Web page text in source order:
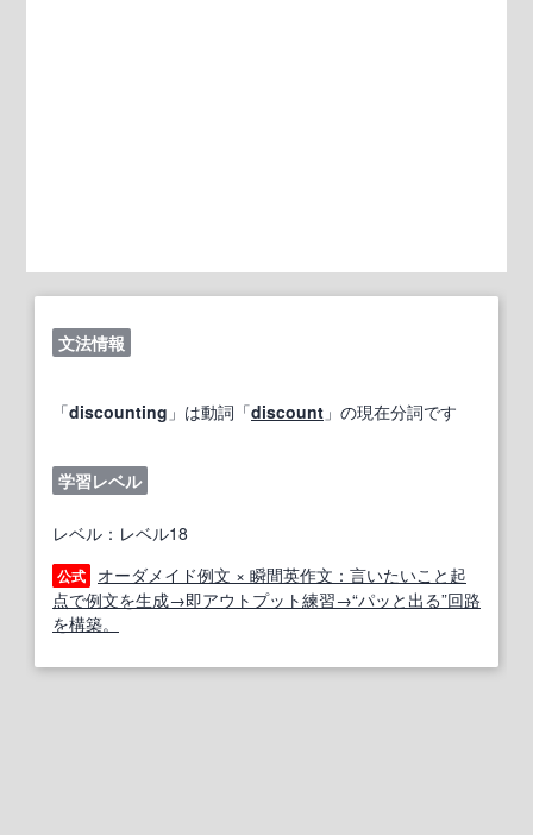
文法情報
「discounting 」は動詞「discount 」の現在分詞です
学習レベル
レベル：レベル18
公式
オーダメイド例文 × 瞬間英作文：言いたいこと起
点で例文を生成→即アウトプット練習→“パッと出る”回路
を構築。